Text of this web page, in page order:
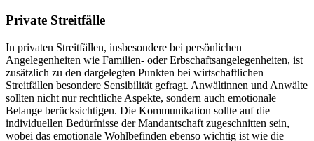
Private Streitfälle
In privaten Streitfällen, insbesondere bei persönlichen
Angelegenheiten wie Familien- oder Erbschaftsangelegenheiten, ist
zusätzlich zu den dargelegten Punkten bei wirtschaftlichen
Streitfällen besondere Sensibilität gefragt. Anwältinnen und Anwälte
sollten nicht nur rechtliche Aspekte, sondern auch emotionale
Belange berücksichtigen. Die Kommunikation sollte auf die
individuellen Bedürfnisse der Mandantschaft zugeschnitten sein,
wobei das emotionale Wohlbefinden ebenso wichtig ist wie die